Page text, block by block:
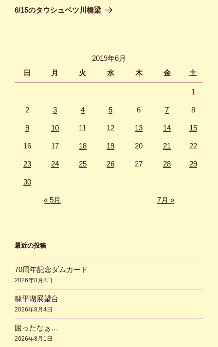
ゲ
の
6/15のタウシュベツ川橋梁
2019年6月
日
月 火 水 木 金 土
1
2 3 4 5 6 7 8
9 10 11 12 13 14 15
16 17 18 19 20 21 22
23 24 25 26 27 28 29
30
« 5月 7月 »
最近の投稿
70周年記念ダムカード
2026年8月8日
糠平湖展望台
2026年8月4日
困ったなぁ…
2026年8月1日